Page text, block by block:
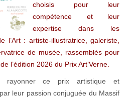
choisis pour leur
compétence et leur
expertise dans les
l’Art : artiste-illustratrice, galeriste,
de musée, rassemblés pour
l’édition 2026 du Prix Art’Verne.
rayonner ce prix artistique et
leur passion conjuguée du Massif